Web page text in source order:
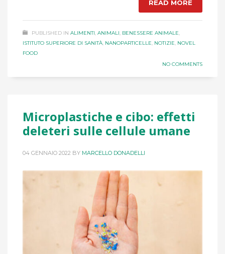
READ MORE
PUBLISHED IN ALIMENTI, ANIMALI, BENESSERE ANIMALE,
ISTITUTO SUPERIORE DI SANITÀ, NANOPARTICELLE, NOTIZIE, NOVEL
FOOD
NO COMMENTS
Microplastiche e cibo: effetti
deleteri sulle cellule umane
04 GENNAIO 2022 BY MARCELLO DONADELLI